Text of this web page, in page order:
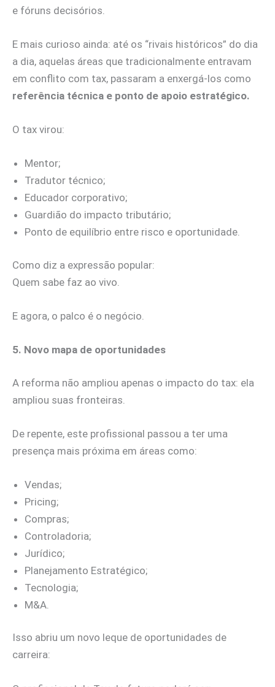
e fóruns decisórios.
E mais curioso ainda: até os “rivais históricos” do dia
a dia, aquelas áreas que tradicionalmente entravam
em conflito com tax, passaram a enxergá-los como
referência técnica e ponto de apoio estratégico.
O tax virou:
Mentor;
Tradutor técnico;
Educador corporativo;
Guardião do impacto tributário;
Ponto de equilíbrio entre risco e oportunidade.
Como diz a expressão popular:
Quem sabe faz ao vivo.
E agora, o palco é o negócio.
5. Novo mapa de oportunidades
A reforma não ampliou apenas o impacto do tax: ela
ampliou suas fronteiras.
De repente, este profissional passou a ter uma
presença mais próxima em áreas como:
Vendas;
Pricing;
Compras;
Controladoria;
Jurídico;
Planejamento Estratégico;
Tecnologia;
M&A.
Isso abriu um novo leque de oportunidades de
carreira: